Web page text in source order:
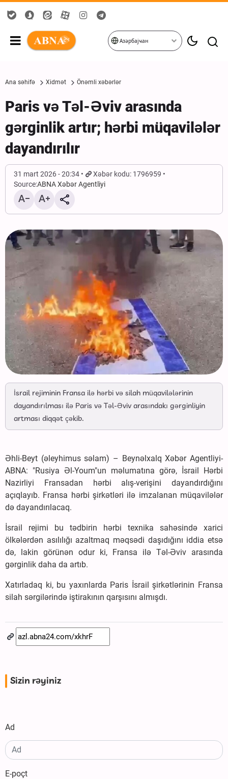
Азәрбајҹан
Ana səhifə Xidmət Önəmli xəbərlər
Paris və Təl-Əviv arasında
gərginlik artır; hərbi müqavilələr
dayandırılır
31 mart 2026 - 20:34
Xəbər kodu: 1796959
Source:ABNA Xəbər Agentliyi
İsrail rejiminin Fransa ilə hərbi və silah müqavilələrinin
dayandırılması ilə Paris və Təl-Əviv arasındakı gərginliyin
artması diqqət çəkib.
Əhli-Beyt (əleyhimus səlam) – Beynəlxalq Xəbər Agentliyi-
ABNA: "Rusiya Əl-Youm"un məlumatına görə, İsrail Hərbi
Nazirliyi Fransadan hərbi alış-verişini dayandırdığını
açıqlayıb. Fransa hərbi şirkətləri ilə imzalanan müqavilələr
də dayandırılacaq.
İsrail rejimi bu tədbirin hərbi texnika sahəsində xarici
ölkələrdən asılılığı azaltmaq məqsədi daşıdığını iddia etsə
də, lakin görünən odur ki, Fransa ilə Təl-Əviv arasında
gərginlik daha da artıb.
Xatırladaq ki, bu yaxınlarda Paris İsrail şirkətlərinin Fransa
silah sərgilərində iştirakının qarşısını almışdı.
Sizin rəyiniz
Ad
E-poçt